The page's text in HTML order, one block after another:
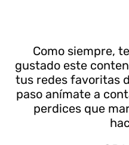
Como siempre,
gustado este
tus redes favoritas
paso anímate a
perdices que